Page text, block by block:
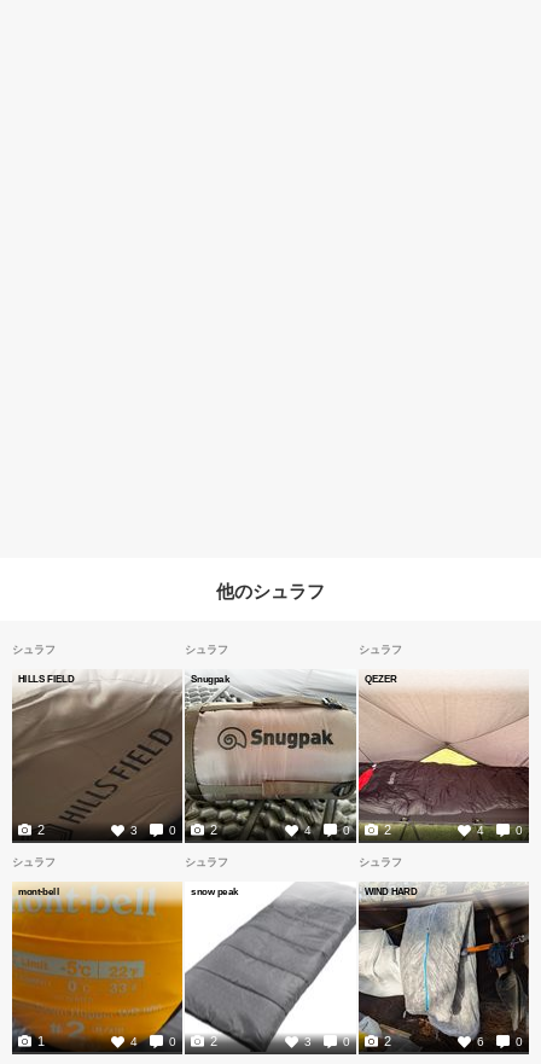
他のシュラフ
シュラフ
HILLS FIELD
3 0
2
シュラフ
Snugpak
4 0
2
シュラフ
QEZER
4 0
2
シュラフ
mont-bell
4 0
1
シュラフ
snow peak
3 0
2
シュラフ
WIND HARD
6 0
2